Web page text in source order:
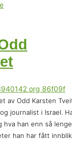
av Odd Karsten
journalist i Israel.
han enn så lenge
han har fått